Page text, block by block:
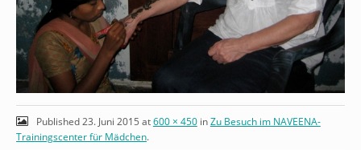
Published23. Juni 2015 at600 × 450inZu Besuch im NAVEENA-
Trainingscenter für Mädchen.